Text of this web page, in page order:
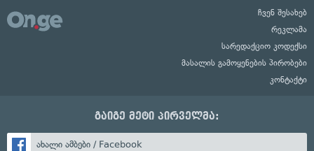
ჩვენ შესახებ
რეკლამა
სარედაქციო კოდექსი
მასალის გამოყენების პირობები
კონტაქტი
გაიგე მეტი პირველმა:
ახალი ამბები / Facebook